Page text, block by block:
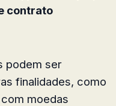
contrato
podem ser
finalidades, como
moedas